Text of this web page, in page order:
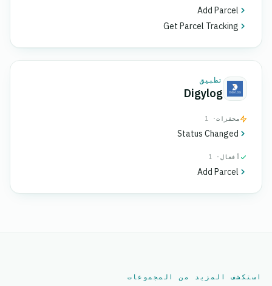
Add Parcel
Get Parcel Tracking
تطبيق
Digylog
محفزات· 1
Status Changed
أفعال · 1
Add Parcel
استكشف المزيد من المجموعات